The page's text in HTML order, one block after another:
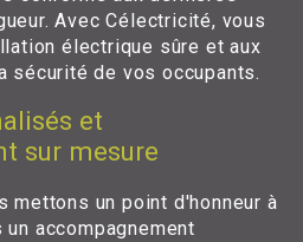
Avec Célectricité, vous
électrique sûre et aux
sécurité de vos occupants.
et
sur mesure
mettons un point d'honneur à
accompagnement